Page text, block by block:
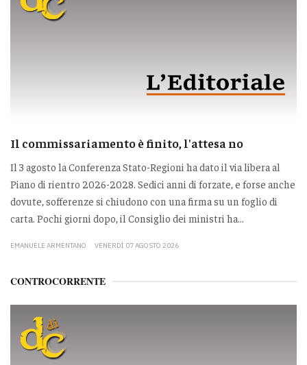
Il commissariamento è finito, l'attesa no
Il 3 agosto la Conferenza Stato-Regioni ha dato il via libera al
Piano di rientro 2026-2028. Sedici anni di forzate, e forse anche
dovute, sofferenze si chiudono con una firma su un foglio di
carta. Pochi giorni dopo, il Consiglio dei ministri ha...
EMANUELE ARMENTANO VENERDÌ 07 AGOSTO 2026
CONTROCORRENTE